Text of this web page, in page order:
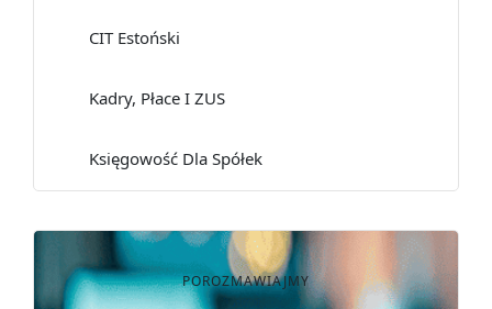
CIT Estoński
Kadry, Płace I ZUS
Księgowość Dla Spółek
POROZMAWIAJMY